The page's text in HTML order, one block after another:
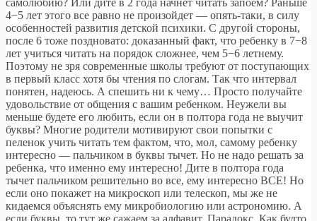
4−5 лет этого все равно не произойдет — опять-таки, в силу
особенностей развития детской психики. С другой стороны,
после 6 тоже поздновато: доказанный факт, что ребенку в 7−8
лет учиться читать на порядок сложнее, чем 5−6 летнему.
Поэтому не зря современные школы требуют от поступающих
в первый класс хотя бы чтения по слогам. Так что интервал
понятен, надеюсь. А спешить ни к чему… Просто получайте
удовольствие от общения с вашим ребенком. Неужели вы
меньше будете его любить, если он в полтора года не выучит
буквы? Многие родители мотивируют свои попытки с
пеленок учить читать тем фактом, что, мол, самому ребенку
интересно — пальчиком в буквы тычет. Но не надо решать за
ребенка, что именно ему интересно! Дите в полтора года
тычет пальчиком решительно во все, ему интересно ВСЕ! Но
если оно покажет на микроскоп или телескоп, мы же не
кидаемся объяснять ему микробиологию или астрономию. А
если буквы, то тут же сажаем за алфавит. Парадокс. Как будто